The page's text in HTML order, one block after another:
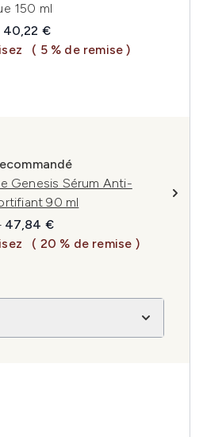
150 ml
:
Prix ​​actuel :
40,22 €
( 5 % de remise )
Genesis Sérum Anti-
90 ml
:
Prix ​​actuel :
47,84 €
( 20 % de remise )